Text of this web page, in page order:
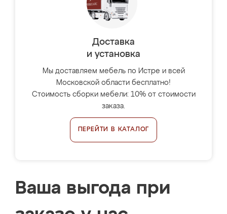
Доставка
и установка
Мы доставляем мебель по Истре и всей
Московской области бесплатно!
Стоимость сборки мебели: 10% от стоимости
заказа.
ПЕРЕЙТИ В КАТАЛОГ
Ваша выгода при